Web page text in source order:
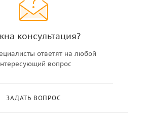
консультация?
ответят на любой
вопрос
ЗАДАТЬ ВОПРОС